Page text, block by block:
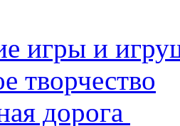
игры и
творчество
дорога